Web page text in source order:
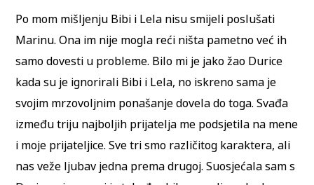
Po mom mišljenju Bibi i Lela nisu smijeli poslušati
Marinu. Ona im nije mogla reći ništa pametno već ih
samo dovesti u probleme. Bilo mi je jako žao Durice
kada su je ignorirali Bibi i Lela, no iskreno sama je
svojim mrzovoljnim ponašanje dovela do toga. Svađa
između triju najboljih prijatelja me podsjetila na mene
i moje prijateljice. Sve tri smo različitog karaktera, ali
nas veže ljubav jedna prema drugoj. Suosjećala sam s